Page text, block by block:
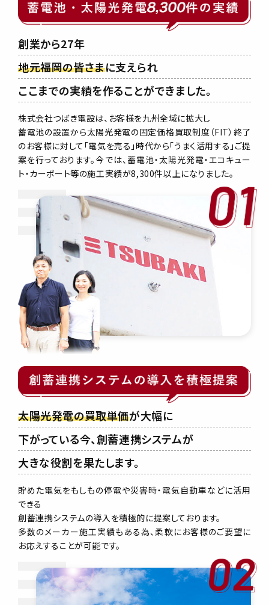
創業から27年
地元福岡の皆さまに支えられ
ここまでの実績を作ることができました。
株式会社つばき電設は、お客様を九州全域に拡大し
蓄電池の設置から太陽光発電の固定価格買取制度（FIT）終了
のお客様に対して「電気を売る」時代から「うまく活用する」ご提
案を行っております。今では、蓄電池・太陽光発電・エコキュー
ト・カーポート等の施工実績が8,300件以上になりました。
太陽光発電の買取単価が大幅に
下がっている今、創蓄連携システムが
大きな役割を果たします。
貯めた電気をもしもの停電や災害時・電気自動車などに活用
できる
創蓄連携システムの導入を積極的に提案しております。
多数のメーカー施工実績もある為、柔軟にお客様のご要望に
お応えすることが可能です。